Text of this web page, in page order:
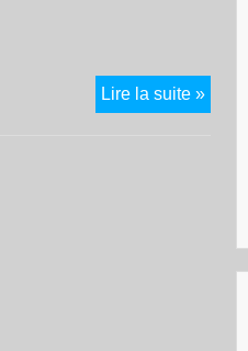
Lire la suite »C’est
la